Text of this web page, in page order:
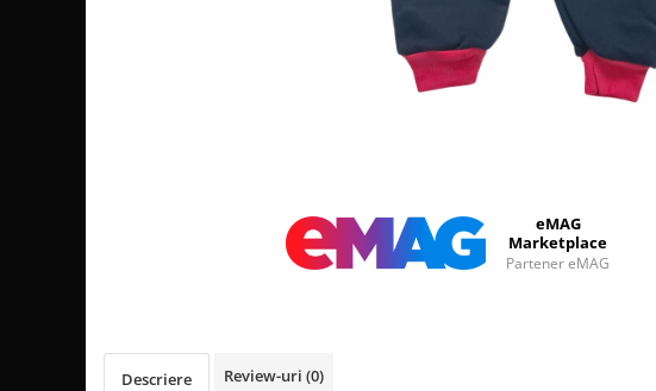
Facebook
eMAG
Marketplace
Partener eMAG
Descriere Review-uri (0)